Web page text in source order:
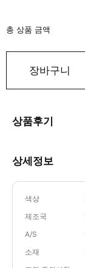
총 상품 금액
장바구니
상품후기
상세정보
색상
제조국
A/S
소재